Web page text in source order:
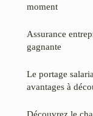
moment
Assurance
gagnante
Le portage
avantages à
Découvrez le